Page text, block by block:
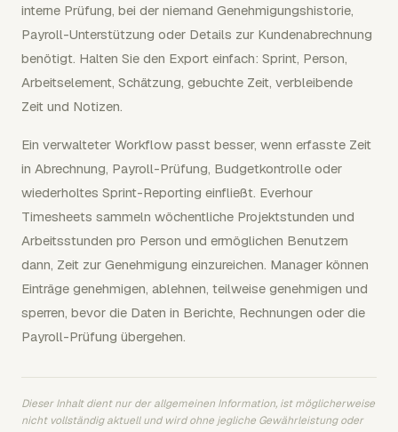
interne Prüfung, bei der niemand Genehmigungshistorie,
Payroll-Unterstützung oder Details zur Kundenabrechnung
benötigt. Halten Sie den Export einfach: Sprint, Person,
Arbeitselement, Schätzung, gebuchte Zeit, verbleibende
Zeit und Notizen.
Ein verwalteter Workflow passt besser, wenn erfasste Zeit
in Abrechnung, Payroll-Prüfung, Budgetkontrolle oder
wiederholtes Sprint-Reporting einfließt. Everhour
Timesheets sammeln wöchentliche Projektstunden und
Arbeitsstunden pro Person und ermöglichen Benutzern
dann, Zeit zur Genehmigung einzureichen. Manager können
Einträge genehmigen, ablehnen, teilweise genehmigen und
sperren, bevor die Daten in Berichte, Rechnungen oder die
Payroll-Prüfung übergehen.
Dieser Inhalt dient nur der allgemeinen Information, ist möglicherweise
nicht vollständig aktuell und wird ohne jegliche Gewährleistung oder